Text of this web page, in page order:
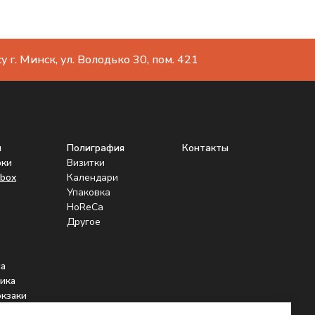
г. Минск, ул. Володько 30, пом. 421
Контакты
Полиграфия
Визитки
Календари
Упаковка
HoReCa
Другое